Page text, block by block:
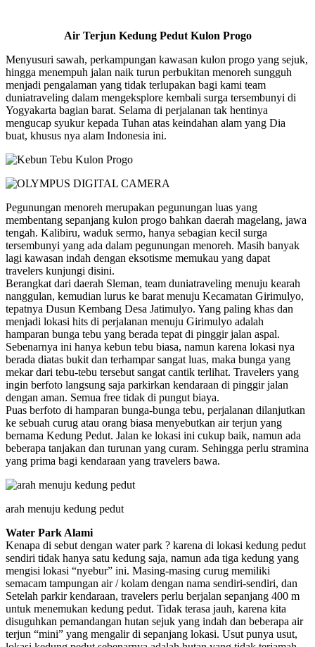
Air Terjun Kedung Pedut Kulon Progo
Menyusuri sawah, perkampungan kawasan kulon progo yang sejuk,
hingga menempuh jalan naik turun perbukitan menoreh sungguh
menjadi pengalaman yang tidak terlupakan bagi kami team
duniatraveling dalam mengeksplore kembali surga tersembunyi di
Yogyakarta bagian barat. Selama di perjalanan tak hentinya
mengucap syukur kepada Tuhan atas keindahan alam yang Dia
buat, khusus nya alam Indonesia ini.
Pegunungan menoreh merupakan pegunungan luas yang
membentang sepanjang kulon progo bahkan daerah magelang, jawa
tengah. Kalibiru, waduk sermo, hanya sebagian kecil surga
tersembunyi yang ada dalam pegunungan menoreh. Masih banyak
lagi kawasan indah dengan eksotisme memukau yang dapat
travelers kunjungi disini.
Berangkat dari daerah Sleman, team duniatraveling menuju kearah
nanggulan, kemudian lurus ke barat menuju Kecamatan Girimulyo,
tepatnya Dusun Kembang Desa Jatimulyo. Yang paling khas dan
menjadi lokasi hits di perjalanan menuju Girimulyo adalah
hamparan bunga tebu yang berada tepat di pinggir jalan aspal.
Sebenarnya ini hanya kebun tebu biasa, namun karena lokasi nya
berada diatas bukit dan terhampar sangat luas, maka bunga yang
mekar dari tebu-tebu tersebut sangat cantik terlihat. Travelers yang
ingin berfoto langsung saja parkirkan kendaraan di pinggir jalan
dengan aman. Semua free tidak di pungut biaya.
Puas berfoto di hamparan bunga-bunga tebu, perjalanan dilanjutkan
ke sebuah curug atau orang biasa menyebutkan air terjun yang
bernama Kedung Pedut. Jalan ke lokasi ini cukup baik, namun ada
beberapa tanjakan dan turunan yang curam. Sehingga perlu stramina
yang prima bagi kendaraan yang travelers bawa.
arah menuju kedung pedut
Water Park Alami
Kenapa di sebut dengan water park ? karena di lokasi kedung pedut
sendiri tidak hanya satu kedung saja, namun ada tiga kedung yang
mengisi lokasi “nyebur” ini. Masing-masing curug memiliki
semacam tampungan air / kolam dengan nama sendiri-sendiri, dan
Setelah parkir kendaraan, travelers perlu berjalan sepanjang 400 m
untuk menemukan kedung pedut. Tidak terasa jauh, karena kita
disuguhkan pemandangan hutan sejuk yang indah dan beberapa air
terjun “mini” yang mengalir di sepanjang lokasi. Usut punya usut,